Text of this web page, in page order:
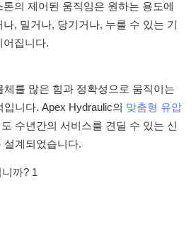
톤의 제어된 움직임은 원하는 용도에
, 밀거나, 당기거나, 누를 수 있는 기
어집니다.
를 많은 힘과 정확성으로 움직이는
니다. Apex Hydraulic의 맞춤형 유압
수년간의 서비스를 견딜 수 있는 신
설계되었습니다.